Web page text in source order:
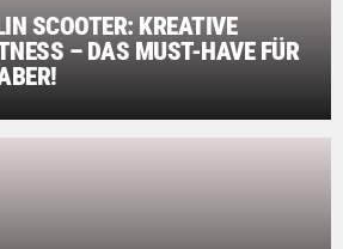
SCOOTER: KREATIVE
– DAS MUST-HAVE FÜR